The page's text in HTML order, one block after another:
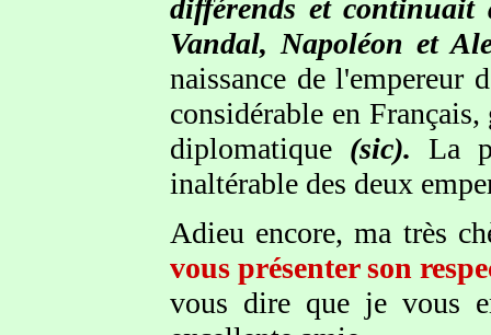
différends et continuait
Vandal, Napoléon et
naissance de
considérable en
diplomatique (sic). La
inaltérable des deux
Adieu encore, ma très
vous présenter son
vous dire que je vous